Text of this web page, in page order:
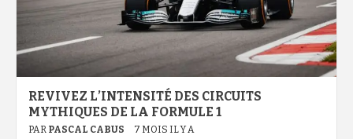
REVIVEZ L’INTENSITÉ DES CIRCUITS
MYTHIQUES DE LA FORMULE 1
PAR PASCAL CABUS 7 MOIS IL Y A